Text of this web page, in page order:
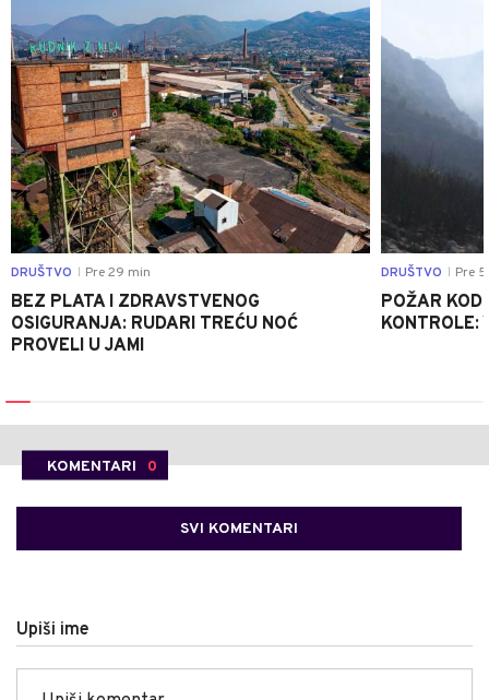
DRUŠTVO Pre 29 min
BEZ PLATA I ZDRAVSTVENOG
OSIGURANJA: RUDARI TREĆU NOĆ
PROVELI U JAMI
DRUŠTVO Pre
POŽAR KOD
KONTROLE:
KOMENTARI 0
SVI KOMENTARI
Upiši ime